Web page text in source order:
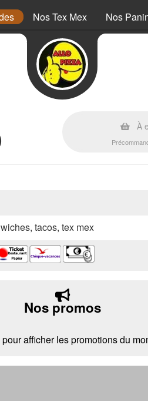
Nos Tex Mex Nos
À
tacos, tex mex
Nos promos
afficher les promotions du